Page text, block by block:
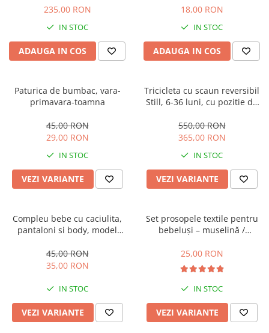
235,00 RON
IN STOC
ADAUGA IN COS
18,00 RON
IN STOC
ADAUGA IN COS
Paturica de bumbac, vara-
primavara-toamna
45,00 RON
29,00 RON
IN STOC
VEZI VARIANTE
Tricicleta cu scaun reversibil
Still, 6-36 luni, cu pozitie de
muzica, Jazz
550,00 RON
365,00 RON
IN STOC
VEZI VARIANTE
Compleu bebe cu caciulita,
pantaloni si body, model
45,00 RON
35,00 RON
IN STOC
VEZI VARIANTE
Set prosopele textile pentru
bebeluși – muselină /
25,00 RON
IN STOC
VEZI VARIANTE